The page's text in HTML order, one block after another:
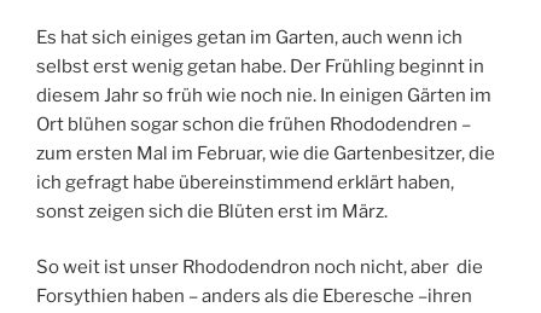
Es hat sich einiges getan im Garten, auch wenn ich
selbst erst wenig getan habe. Der Frühling beginnt in
diesem Jahr so früh wie noch nie. In einigen Gärten im
Ort blühen sogar schon die frühen Rhododendren –
zum ersten Mal im Februar, wie die Gartenbesitzer, die
ich gefragt habe übereinstimmend erklärt haben,
sonst zeigen sich die Blüten erst im März.
So weit ist unser Rhododendron noch nicht, aber die
Forsythien haben – anders als die Eberesche –ihren